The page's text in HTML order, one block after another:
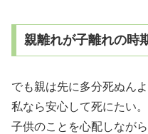
親離れが子離れの時
でも親は先に多分死ぬんよ
私なら安心して死にたい。
子供のことを心配しながら